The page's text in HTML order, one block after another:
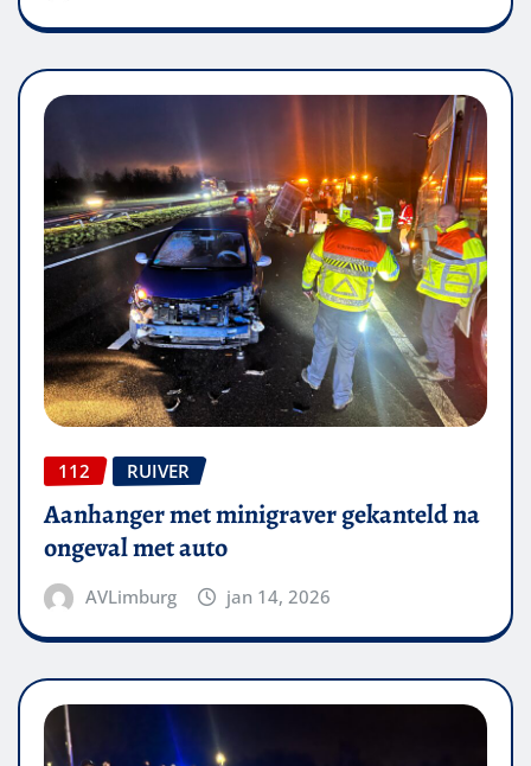
112 RUIVER
Aanhanger met minigraver gekanteld na
ongeval met auto
AVLimburg jan 14, 2026